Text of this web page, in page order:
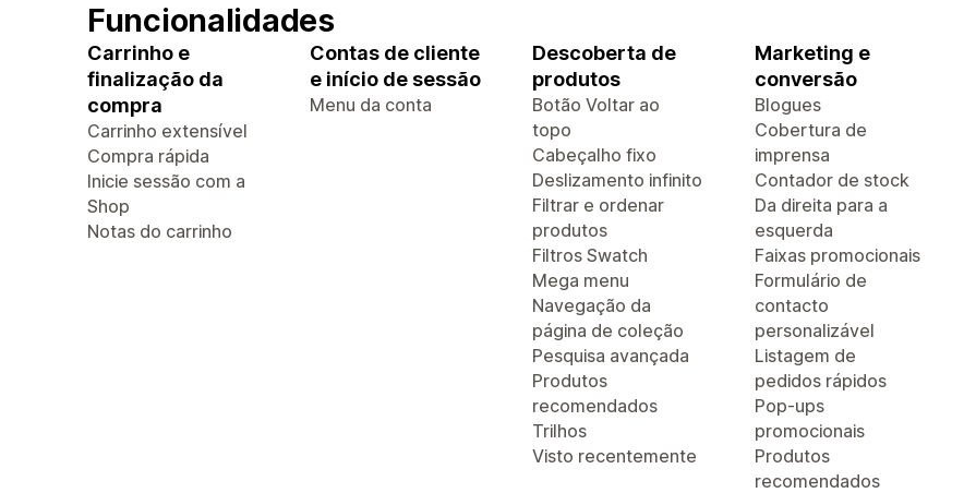
Funcionalidades
Carrinho e
finalização da
compra
Carrinho extensível
Compra rápida
Inicie sessão com a
Shop
Notas do carrinho
Contas de cliente
e início de sessão
Menu da conta
Descoberta de
produtos
Botão Voltar ao
topo
Cabeçalho fixo
Deslizamento infinito
Filtrar e ordenar
produtos
Filtros Swatch
Mega menu
Navegação da
página de coleção
Pesquisa avançada
Produtos
recomendados
Trilhos
Visto recentemente
Marketing e
conversão
Blogues
Cobertura de
imprensa
Contador de stock
Da direita para a
esquerda
Faixas promocionais
Formulário de
contacto
personalizável
Listagem de
pedidos rápidos
Pop-ups
promocionais
Produtos
recomendados